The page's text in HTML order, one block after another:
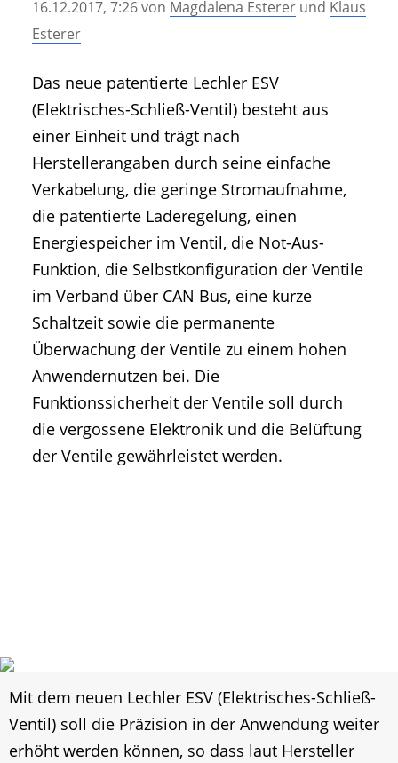
• Geschichte und Geschichten
• Messen und Veranstaltungen
• Agritechnica Neuheiten Archiv
• Artikel nach Hersteller/Marke
16.12.2017, 7:26von Magdalena Esterer und Klaus
Esterer
Das neue patentierte Lechler ESV
(Elektrisches-Schließ-Ventil) besteht aus
einer Einheit und trägt nach
Herstellerangaben durch seine einfache
Verkabelung, die geringe Stromaufnahme,
die patentierte Laderegelung, einen
Energiespeicher im Ventil, die Not-Aus-
Funktion, die Selbstkonfiguration der Ventile
im Verband über CAN Bus, eine kurze
Schaltzeit sowie die permanente
Überwachung der Ventile zu einem hohen
Anwendernutzen bei. Die
Funktionssicherheit der Ventile soll durch
die vergossene Elektronik und die Belüftung
der Ventile gewährleistet werden.
Mit dem neuen Lechler ESV (Elektrisches-Schließ-
Ventil) soll die Präzision in der Anwendung weiter
erhöht werden können, so dass laut Hersteller